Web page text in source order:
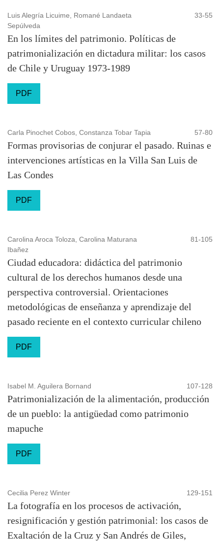
Luis Alegría Licuime, Romané Landaeta
Sepúlveda
33-55
En los límites del patrimonio. Políticas de
patrimonialización en dictadura militar: los casos
de Chile y Uruguay 1973-1989
PDF
Carla Pinochet Cobos, Constanza Tobar Tapia 57-80
Formas provisorias de conjurar el pasado. Ruinas e
intervenciones artísticas en la Villa San Luis de
Las Condes
PDF
Carolina Aroca Toloza, Carolina Maturana
Ibañez
81-105
Ciudad educadora: didáctica del patrimonio
cultural de los derechos humanos desde una
perspectiva controversial. Orientaciones
metodológicas de enseñanza y aprendizaje del
pasado reciente en el contexto curricular chileno
PDF
Isabel M. Aguilera Bornand 107-128
Patrimonialización de la alimentación, producción
de un pueblo: la antigüedad como patrimonio
mapuche
PDF
Cecilia Perez Winter 129-151
La fotografía en los procesos de activación,
resignificación y gestión patrimonial: los casos de
Exaltación de la Cruz y San Andrés de Giles,